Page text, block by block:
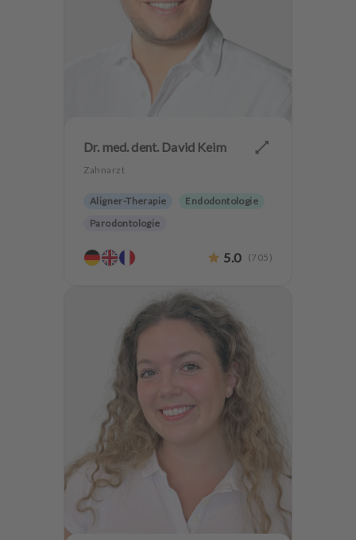
Dr. med. dent. David Keim
Zahnarzt
Aligner-Therapie
Endodontologie
Parodontologie
Hochwertiger Zahnersatz
Angstpatienten
5.0 (705 )